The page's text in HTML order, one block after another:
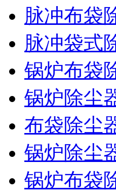
脉冲布袋
脉冲袋式
锅炉布袋
锅炉除尘
布袋除尘
锅炉除尘
锅炉布袋